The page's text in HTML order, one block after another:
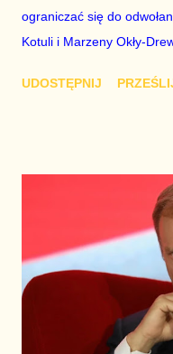
ograniczać się do
Kotuli i Marzeny Okły-
Platformy Obywatelskiej
aby przełamać fatalny
wicepremiera dla
jeśli Donald Tusk ma
miesięcy, a Sikorski ma
Tusk i PO potrzebują
za kilka miesięcy – nie
Nie ma też znaczenia,
UDOSTĘPNIJ